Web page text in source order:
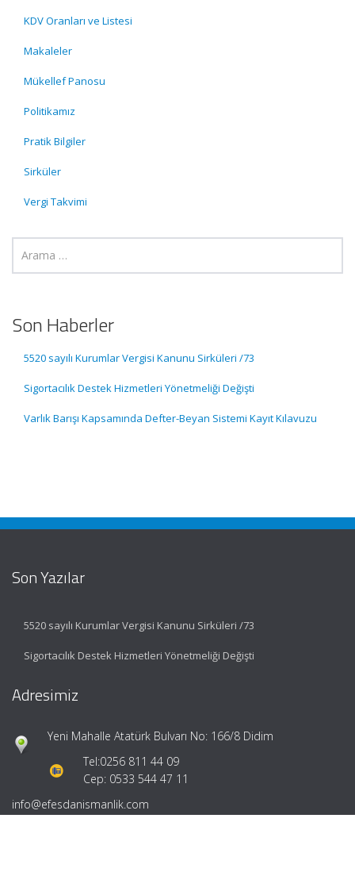
KDV Oranları ve Listesi
Makaleler
Mükellef Panosu
Politikamız
Pratik Bilgiler
Sirküler
Vergi Takvimi
Son Haberler
5520 sayılı Kurumlar Vergisi Kanunu Sirküleri /73
Sigortacılık Destek Hizmetleri Yönetmeliği Değişti
Varlık Barışı Kapsamında Defter-Beyan Sistemi Kayıt Kılavuzu
Son Yazılar
5520 sayılı Kurumlar Vergisi Kanunu Sirküleri /73
Sigortacılık Destek Hizmetleri Yönetmeliği Değişti
Adresimiz
Yeni Mahalle Atatürk Bulvarı No: 166/8 Didim
Tel:0256 811 44 09
Cep: 0533 544 47 11
info@efesdanismanlik.com